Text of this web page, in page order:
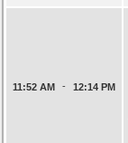
11:52 AM - 12:14 PM